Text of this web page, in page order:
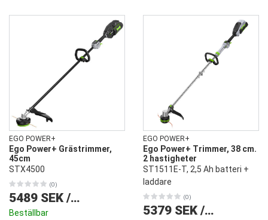
EGO POWER+
Ego Power+ Grästrimmer,
45cm
STX4500
(0)
5489 SEK / st
Beställbar
EGO POWER+
Ego Power+ Trimmer, 38 cm.
2 hastigheter
ST1511E-T, 2,5 Ah batteri +
laddare
(0)
5379 SEK / st